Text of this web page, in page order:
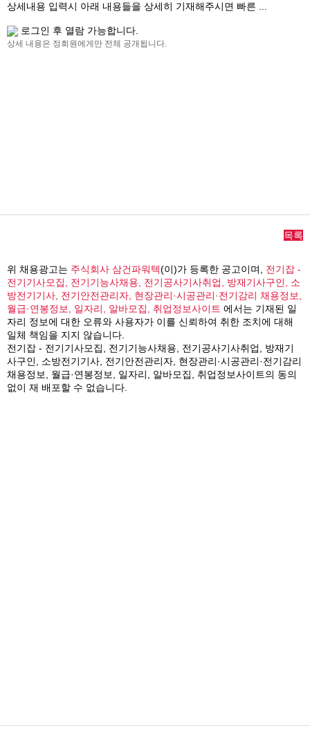
상세내용 입력시 아래 내용들을 상세히 기재해주시면 빠른 ...
로그인 후 열람 가능합니다.
상세 내용은 정회원에게만 전체 공개됩니다.
목록
위 채용광고는 주식회사 삼건파워텍(이)가 등록한 공고이며, 전기잡 -
전기기사모집, 전기기능사채용, 전기공사기사취업, 방재기사구인, 소
방전기기사, 전기안전관리자, 현장관리·시공관리·전기감리 채용정보,
월급·연봉정보, 일자리, 알바모집, 취업정보사이트 에서는 기재된 일
자리 정보에 대한 오류와 사용자가 이를 신뢰하여 취한 조치에 대해
일체 책임을 지지 않습니다.
전기잡 - 전기기사모집, 전기기능사채용, 전기공사기사취업, 방재기
사구인, 소방전기기사, 전기안전관리자, 현장관리·시공관리·전기감리
채용정보, 월급·연봉정보, 일자리, 알바모집, 취업정보사이트의 동의
없이 재 배포할 수 없습니다.